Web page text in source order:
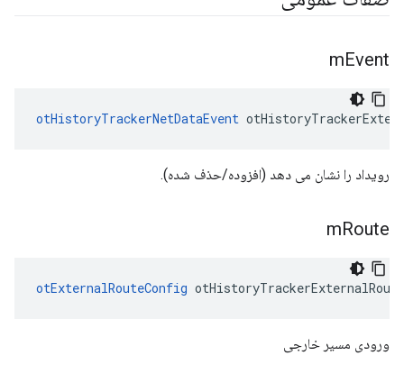
mEvent
otHistoryTrackerNetDataEvent
رویداد را نشان می دهد (افزوده/حذف شده).
mRoute
otExternalRouteConfig
ورودی مسیر خارجی